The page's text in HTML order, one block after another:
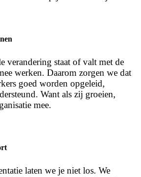
verandering staat of valt met de
werken. Daarom zorgen we dat
goed worden opgeleid,
Want als zij groeien,
mee.
laten we je niet los. We